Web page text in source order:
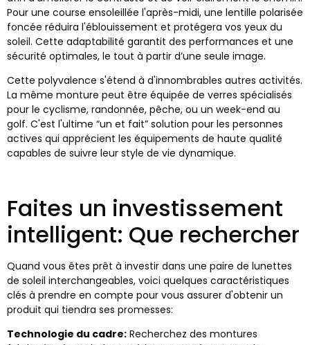
Pour une course ensoleillée l'après-midi, une lentille polarisée
foncée réduira l'éblouissement et protégera vos yeux du
soleil. Cette adaptabilité garantit des performances et une
sécurité optimales, le tout à partir d’une seule image.
Cette polyvalence s'étend à d'innombrables autres activités.
La même monture peut être équipée de verres spécialisés
pour le cyclisme, randonnée, pêche, ou un week-end au
golf. C'est l'ultime “un et fait” solution pour les personnes
actives qui apprécient les équipements de haute qualité
capables de suivre leur style de vie dynamique.
Faites un investissement
intelligent: Que rechercher
Quand vous êtes prêt à investir dans une paire de lunettes
de soleil interchangeables, voici quelques caractéristiques
clés à prendre en compte pour vous assurer d'obtenir un
produit qui tiendra ses promesses:
Technologie du cadre: Recherchez des montures